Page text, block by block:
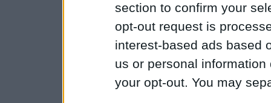
section to confirm your
opt-out request is
interest-based ads based
us or personal
your opt-out. You may